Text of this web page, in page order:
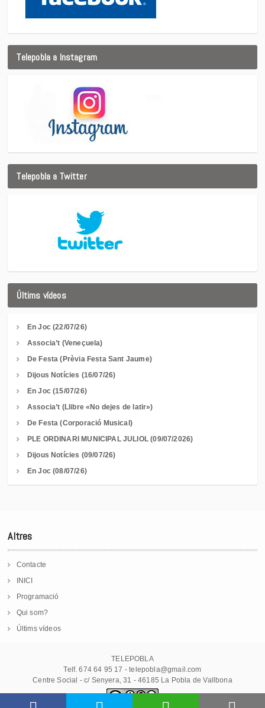
Telepobla a Instagram
Telepobla a Twitter
Últims vídeos
En Joc (22/07/26)
Associa’t (Veneçuela)
De Festa (Prèvia Festa Sant Jaume)
Dijous Notícies (16/07/26)
En Joc (15/07/26)
Associa’t (Llibre «No dejes de latir»)
De Festa (Corporació Musical)
PLE ORDINARI MUNICIPAL JULIOL (09/07/2026)
Dijous Notícies (09/07/26)
En Joc (08/07/26)
Altres
Contacte
INICI
Programació
Qui som?
Últims vídeos
TELEPOBLA
Telf. 674 64 95 17 - telepobla@gmail.com
Centre Social - c/ Senyera, 31 - 46185 La Pobla de Vallbona